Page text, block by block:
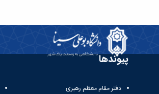
پیوندها
دفتر مقام معظم رهبری